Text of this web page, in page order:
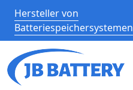
Hersteller von
Batteriespeichersystemen